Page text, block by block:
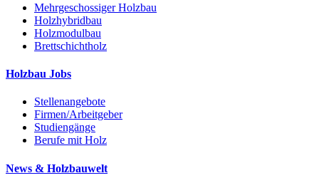
Mehrgeschossiger Holzbau
Holzhybridbau
Holzmodulbau
Brettschichtholz
Holzbau Jobs
Stellenangebote
Firmen/Arbeitgeber
Studiengänge
Berufe mit Holz
News & Holzbauwelt